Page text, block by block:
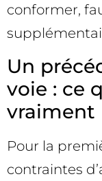
conformer,
Un
voie : ce
vraiment
Pour la
contraintes